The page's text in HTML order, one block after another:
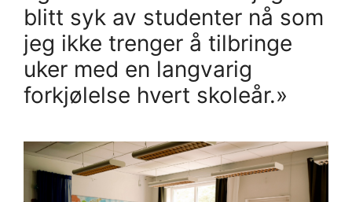
blitt syk av studenter nå som
jeg ikke trenger å tilbringe
uker med en langvarig
forkjølelse hvert skoleår.»